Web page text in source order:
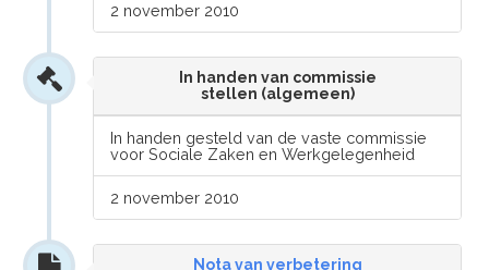
2 november 2010
In handen van commissie
stellen (algemeen)
In handen gesteld van de vaste commissie
voor Sociale Zaken en Werkgelegenheid
2 november 2010
Nota van verbetering